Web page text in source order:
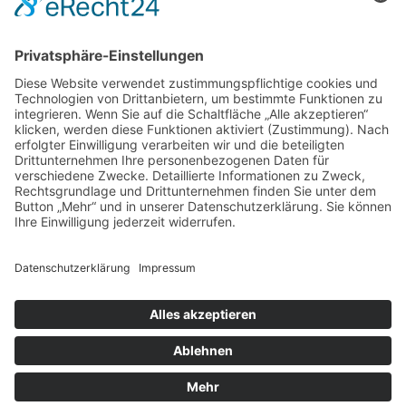
Anke & Silvio Braun
Hof-Kleinpommern
Neu Mistorf 8
18276 Mistorf
DATENSCHUTZ
Telefon038453-20508
Fax038453-20508
Mobil01520-8511581